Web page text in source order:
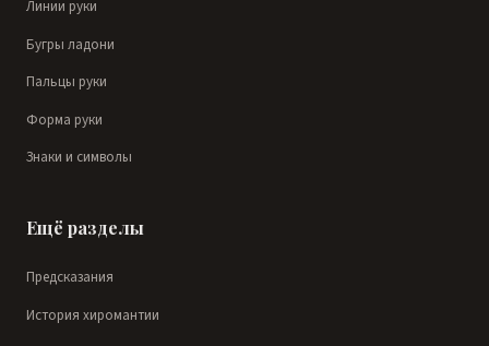
Линии руки
Бугры ладони
Пальцы руки
Форма руки
Знаки и символы
Ещё разделы
Предсказания
История хиромантии